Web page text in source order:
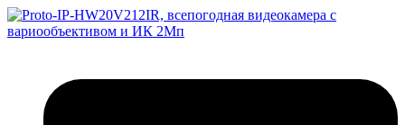
Перейти
к